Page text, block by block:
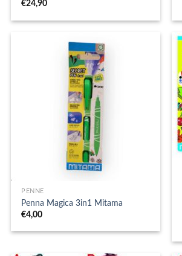
€24,90
PENNE
Penna Magica 3in1 Mitama
€4,00